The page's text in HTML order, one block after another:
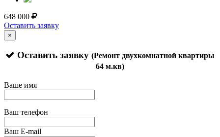
648 000
Оставить заявку
×
Оставить заявку (Ремонт двухкомнатной квартиры
64 м.кв)
Ваше имя
Ваш телефон
Ваш E-mail